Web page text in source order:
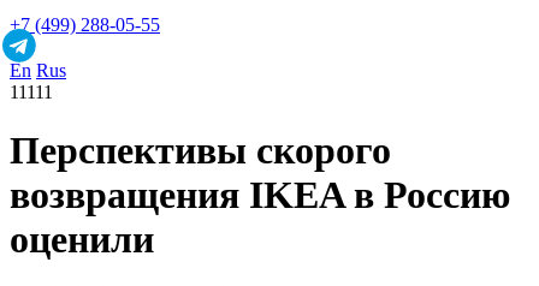
+7 (499) 288-05-55
En Rus
11111
Перспективы скорого
возвращения IKEA в Россию
оценили